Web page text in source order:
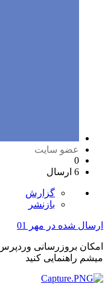
عضو سایت
0
6 ارسال
گزارش
بازنشر
ارسال شده در مهر 01
امکان بروزرسانی
میشم راهنمایی کنید